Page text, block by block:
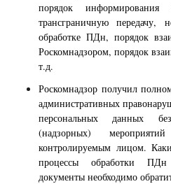
порядок информирования
трансграничную передачу,
обработке ПДн, порядок
Роскомнадзором, порядок
т.д.
Роскомнадзор получил
административных
персональных данных
(надзорных)
контролируемым лицом.
процессы обработки
документы необходимо